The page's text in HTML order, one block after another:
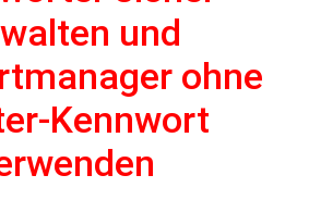
und
ohne
Kennwort